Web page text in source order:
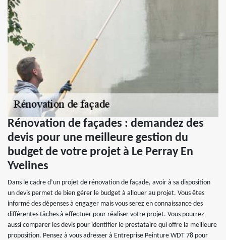
Rénovation de façades : demandez des
devis pour une meilleure gestion du
budget de votre projet à Le Perray En
Yvelines
Dans le cadre d’un projet de rénovation de façade, avoir à sa disposition
un devis permet de bien gérer le budget à allouer au projet. Vous êtes
informé des dépenses à engager mais vous serez en connaissance des
différentes tâches à effectuer pour réaliser votre projet. Vous pourrez
aussi comparer les devis pour identifier le prestataire qui offre la meilleure
proposition. Pensez à vous adresser à Entreprise Peinture WDT 78 pour